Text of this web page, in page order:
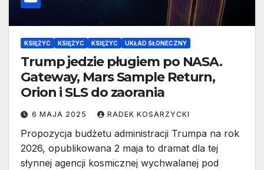
KSIĘŻYC KSIĘŻYC KSIĘŻYC UKŁAD SŁONECZNY
Trump jedzie pługiem po NASA.
Gateway, Mars Sample Return,
Orion i SLS do zaorania
6 MAJA 2025 RADEK KOSARZYCKI
Propozycja budżetu administracji Trumpa na rok
2026, opublikowana 2 maja to dramat dla tej
słynnej agencji kosmicznej wychwalanej pod